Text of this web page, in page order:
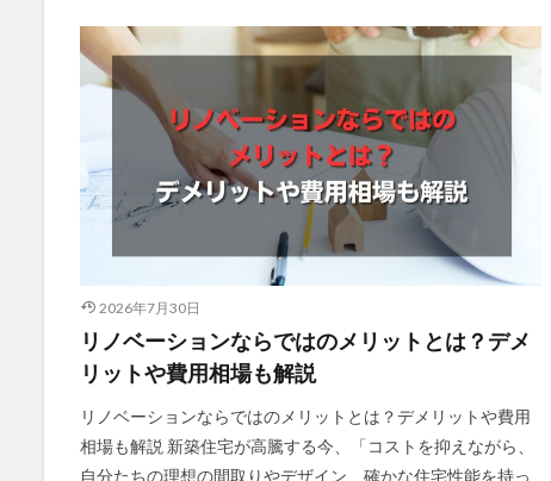
2026年7月30日
リノベーションならではのメリットとは？デメ
リットや費用相場も解説
リノベーションならではのメリットとは？デメリットや費用
相場も解説 新築住宅が高騰する今、「コストを抑えながら、
自分たちの理想の間取りやデザイン、確かな住宅性能を持っ